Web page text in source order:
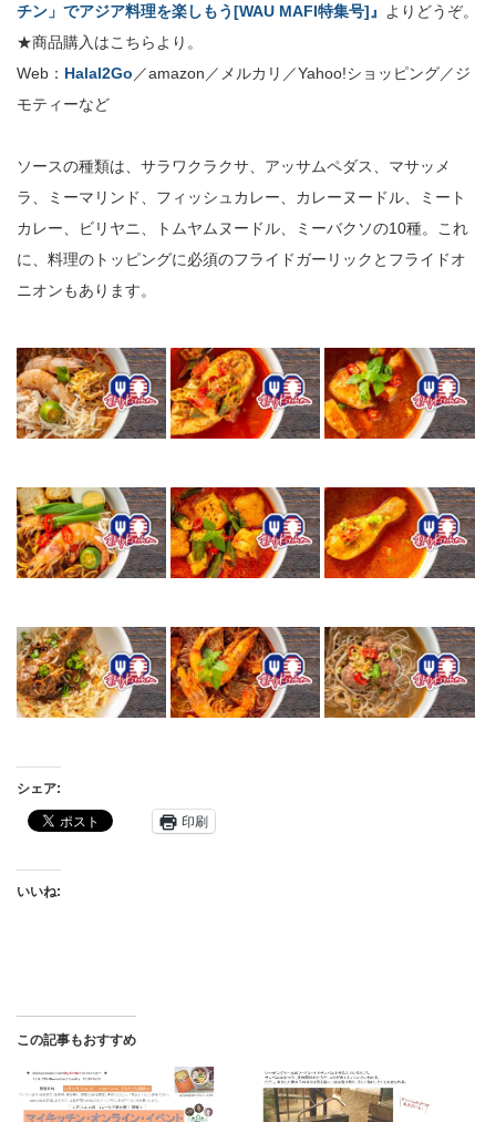
チン」でアジア料理を楽しもう[WAU MAFI特集号]』
よりどうぞ。
★商品購入はこちらより。
Web： Halal2Go ／amazon／メルカリ／Yahoo!ショッピング／ジ
モティーなど
ソースの種類は、サラワクラクサ、アッサムペダス、マサッメ
ラ、ミーマリンド、フィッシュカレー、カレーヌードル、ミート
カレー、ビリヤニ、トムヤムヌードル、ミーバクソの10種。これ
に、料理のトッピングに必須のフライドガーリックとフライドオ
ニオンもあります。
シェア:
印刷
いいね:
この記事もおすすめ